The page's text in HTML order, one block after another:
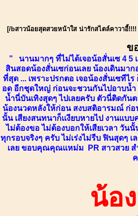
[/bสาวน้อยสุดสวยหน้าใส น่ารักสไตล์คาวาอี้
ข
” นานมากๆ ที่ไม่ได้เจอน้อสั่นเซ 4 5
สินสอดน้องสั่นเซก่อนเลย น้องเดินม
ที่สุด ... เพราะปรกตอ เจอน้องสั่นเซ
อด อีกชุดใหญ่ ก่อนจะชวนกันไปอาบน้ำ
น้ำนี่บันเทิงสุดๆ ไปเลยครับ ตัวนี่ติดกัน
น้องนวดหลังให้ก่อน สงบสติอารมณ์ ก่อ
นั้น เสียงสนทนาก็เเงียบหายไป งานแ
ไม่ต้องขอ ไม่ต้องบอกให้เสียเวลา วัน
ทุกรอบจริงๆ ครับ ไม่เร่งไม่รีบ ฟินสุดๆ
เลย ขอบคุณคุณแหม่ม PR สาวสวย ส
น้อ